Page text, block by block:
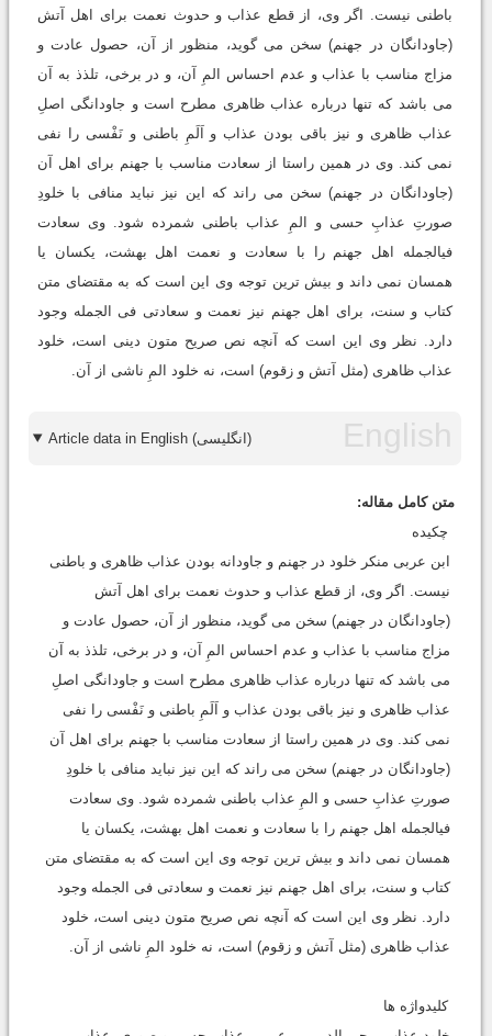
باطنی نیست. اگر وی، از قطع عذاب و حدوث نعمت برای اهل آتش
(جاودانگان در جهنم) سخن می گوید، منظور از آن، حصول عادت و
مزاج مناسب با عذاب و عدم احساس المِ آن، و در برخی، تلذذ به آن
می باشد که تنها درباره عذاب ظاهری مطرح است و جاودانگی اصلِ
عذاب ظاهری و نیز باقی بودن عذاب و اَلَمِ باطنی و نَفْسی را نفی
نمی کند. وی در همین راستا از سعادت مناسب با جهنم برای اهل آن
(جاودانگان در جهنم) سخن می راند که این نیز نباید منافی با خلودِ
صورتِ عذابِ حسی و المِ عذاب باطنی شمرده شود. وی سعادت
فی‏الجمله اهل جهنم را با سعادت و نعمت اهل بهشت، یکسان یا
همسان نمی داند و بیش ترین توجه وی این است که به مقتضای متن
کتاب و سنت، برای اهل جهنم نیز نعمت و سعادتی فی الجمله وجود
دارد. نظر وی این است که آنچه نص صریح متون دینی است، خلود
عذاب ظاهری (مثل آتش و زقوم) است، نه خلود المِ ناشی از آن.
Article data in English (انگلیسی)
متن کامل مقاله:
چکیده
ابن عربی منکر خلود در جهنم و جاودانه بودن عذاب ظاهری و باطنی
نیست. اگر وی، از قطع عذاب و حدوث نعمت برای اهل آتش
(جاودانگان در جهنم) سخن می گوید، منظور از آن، حصول عادت و
مزاج مناسب با عذاب و عدم احساس المِ آن، و در برخی، تلذذ به آن
می باشد که تنها درباره عذاب ظاهری مطرح است و جاودانگی اصلِ
عذاب ظاهری و نیز باقی بودن عذاب و اَلَمِ باطنی و نَفْسی را نفی
نمی کند. وی در همین راستا از سعادت مناسب با جهنم برای اهل آن
(جاودانگان در جهنم) سخن می راند که این نیز نباید منافی با خلودِ
صورتِ عذابِ حسی و المِ عذاب باطنی شمرده شود. وی سعادت
فی‏الجمله اهل جهنم را با سعادت و نعمت اهل بهشت، یکسان یا
همسان نمی داند و بیش ترین توجه وی این است که به مقتضای متن
کتاب و سنت، برای اهل جهنم نیز نعمت و سعادتی فی الجمله وجود
دارد. نظر وی این است که آنچه نص صریح متون دینی است، خلود
عذاب ظاهری (مثل آتش و زقوم) است، نه خلود المِ ناشی از آن.
کلیدواژه ها